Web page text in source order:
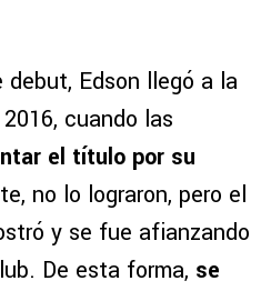
Edson llegó a la
cuando las
el título por su
no lo lograron, pero el
y se fue afianzando
De esta forma, se